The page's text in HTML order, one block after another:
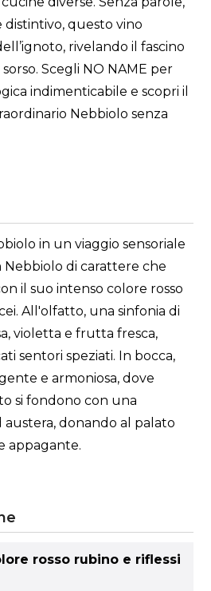
questo vino
rivelando il fascino
Scegli NO NAME per
indimenticabile e scopri il
Nebbiolo senza
in un viaggio sensoriale
Nebbiolo di carattere che
il suo intenso colore rosso
All'olfatto, una sinfonia di
violetta e frutta fresca,
sentori speziati. In bocca,
e armoniosa, dove
si fondono con una
austera, donando al palato
appagante.
rosso rubino e riflessi